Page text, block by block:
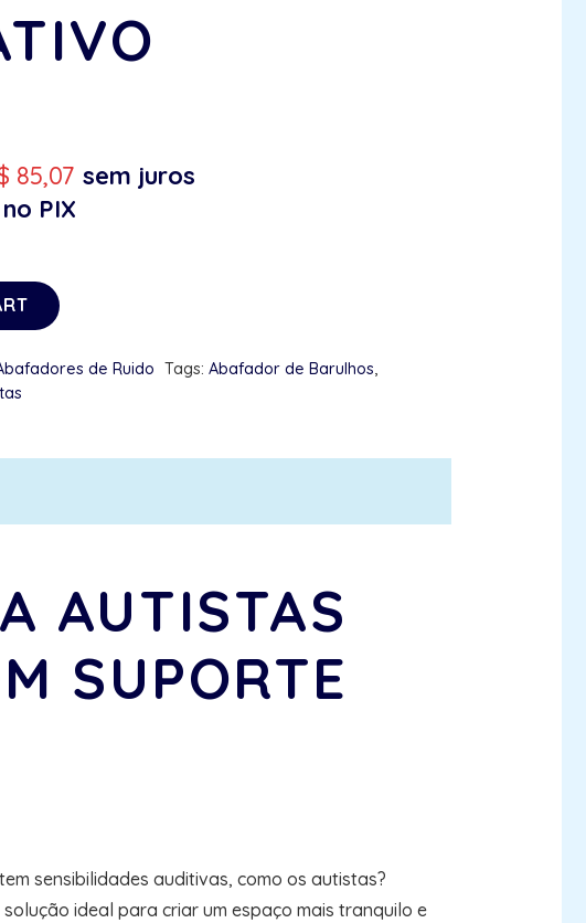
85,07 sem juros
PIX
de Ruido Tags: Abafador de Barulhos,
AUTISTAS
SUPORTE
sensibilidades auditivas, como os autistas?
ideal para criar um espaço mais tranquilo e